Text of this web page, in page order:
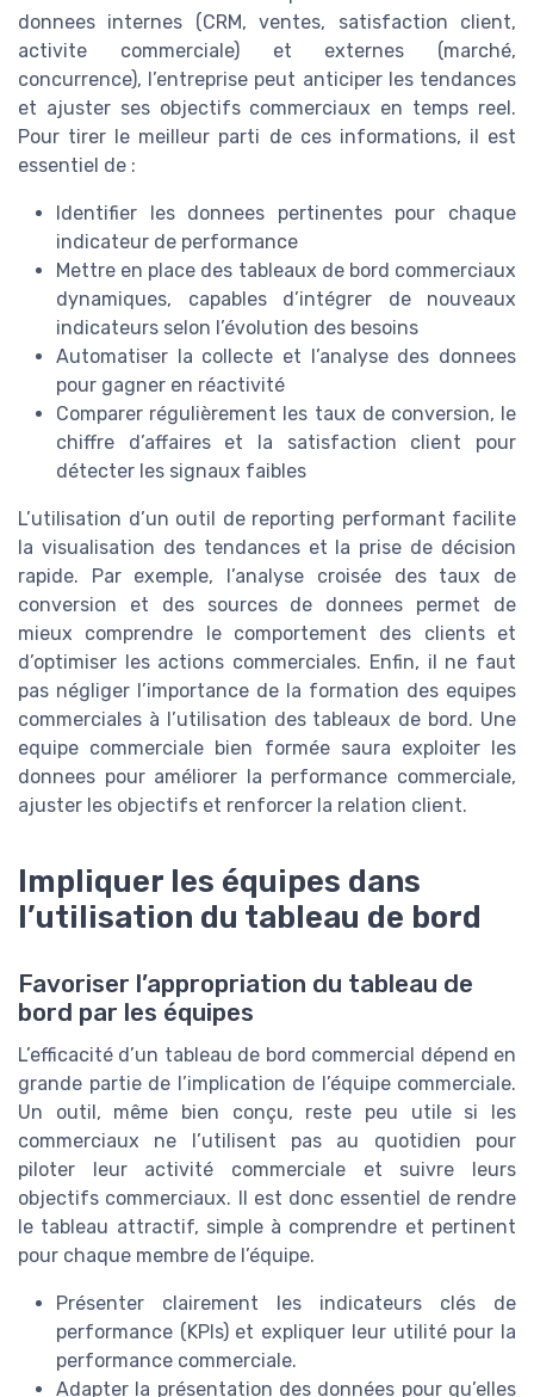
donnees internes (CRM, ventes, satisfaction client,
activite commerciale) et externes (marché,
concurrence), l’entreprise peut anticiper les tendances
et ajuster ses objectifs commerciaux en temps reel.
Pour tirer le meilleur parti de ces informations, il est
essentiel de :
Identifier les donnees pertinentes pour chaque
indicateur de performance
Mettre en place des tableaux de bord commerciaux
dynamiques, capables d’intégrer de nouveaux
indicateurs selon l’évolution des besoins
Automatiser la collecte et l’analyse des donnees
pour gagner en réactivité
Comparer régulièrement les taux de conversion, le
chiffre d’affaires et la satisfaction client pour
détecter les signaux faibles
L’utilisation d’un outil de reporting performant facilite
la visualisation des tendances et la prise de décision
rapide. Par exemple, l’analyse croisée des taux de
conversion et des sources de donnees permet de
mieux comprendre le comportement des clients et
d’optimiser les actions commerciales. Enfin, il ne faut
pas négliger l’importance de la formation des equipes
commerciales à l’utilisation des tableaux de bord. Une
equipe commerciale bien formée saura exploiter les
donnees pour améliorer la performance commerciale,
ajuster les objectifs et renforcer la relation client.
Impliquer les équipes dans
l’utilisation du tableau de bord
Favoriser l’appropriation du tableau de
bord par les équipes
L’efficacité d’un tableau de bord commercial dépend en
grande partie de l’implication de l’équipe commerciale.
Un outil, même bien conçu, reste peu utile si les
commerciaux ne l’utilisent pas au quotidien pour
piloter leur activité commerciale et suivre leurs
objectifs commerciaux. Il est donc essentiel de rendre
le tableau attractif, simple à comprendre et pertinent
pour chaque membre de l’équipe.
Présenter clairement les indicateurs clés de
performance (KPIs) et expliquer leur utilité pour la
performance commerciale.
Adapter la présentation des données pour qu’elles